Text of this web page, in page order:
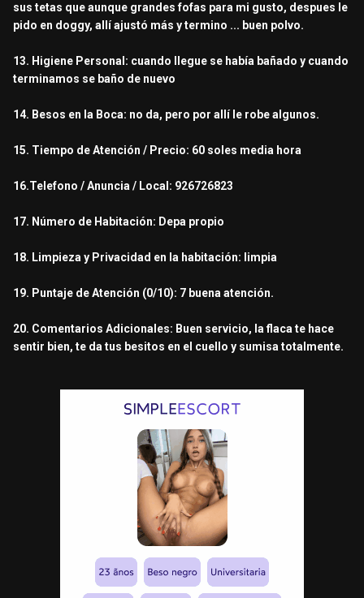
sus tetas que aunque grandes fofas para mi gusto, despues le
pido en doggy, allí ajustó más y termino ... buen polvo.
13. Higiene Personal: cuando llegue se había bañado y cuando
terminamos se baño de nuevo
14. Besos en la Boca: no da, pero por allí le robe algunos.
15. Tiempo de Atención / Precio: 60 soles media hora
16.Telefono / Anuncia / Local: 926726823
17. Número de Habitación: Depa propio
18. Limpieza y Privacidad en la habitación: limpia
19. Puntaje de Atención (0/10): 7 buena atención.
20. Comentarios Adicionales: Buen servicio, la flaca te hace
sentir bien, te da tus besitos en el cuello y sumisa totalmente.